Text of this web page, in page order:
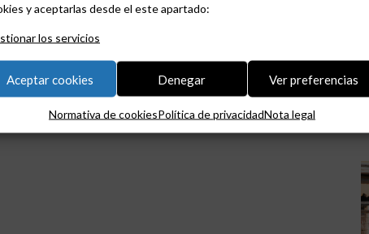
y aceptarlas desde el este apartado:
los servicios
Aceptar cookies Denegar Ver preferencias
Normativa de cookiesPolítica de privacidadNota legal